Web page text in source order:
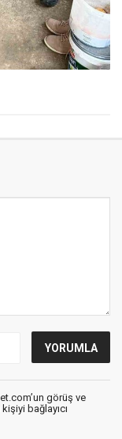
görüş ve
bağlayıcı